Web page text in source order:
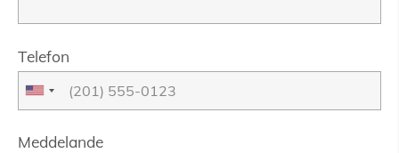
Telefon
Meddelande